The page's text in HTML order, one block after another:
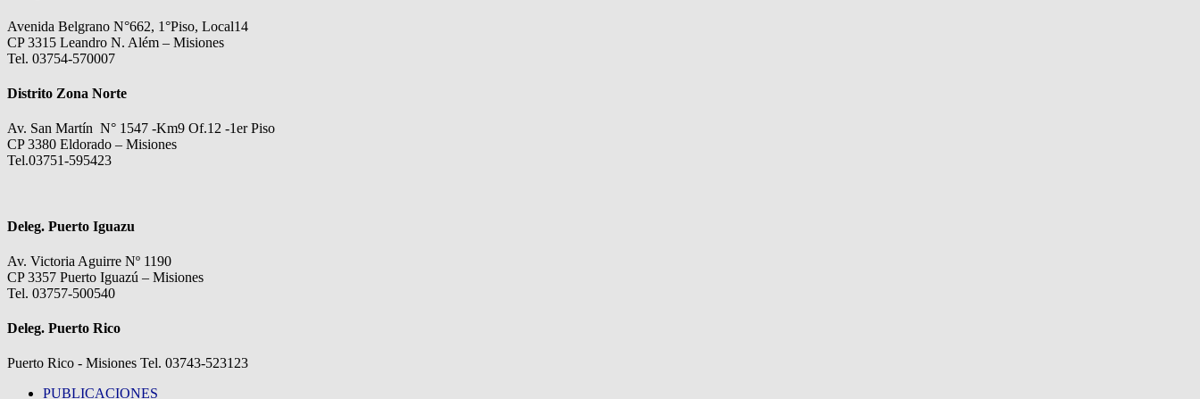
Avenida Belgrano N°662, 1°Piso, Local14
CP 3315 Leandro N. Além – Misiones
Tel. 03754-570007
Distrito Zona Norte
Av. San Martín N° 1547 -Km9 Of.12 -1er Piso
CP 3380 Eldorado – Misiones
Tel.03751-595423
Deleg. Puerto Iguazu
Av. Victoria Aguirre Nº 1190
CP 3357 Puerto Iguazú – Misiones
Tel. 03757-500540
Deleg. Puerto Rico
Puerto Rico - Misiones Tel. 03743-523123
PUBLICACIONES